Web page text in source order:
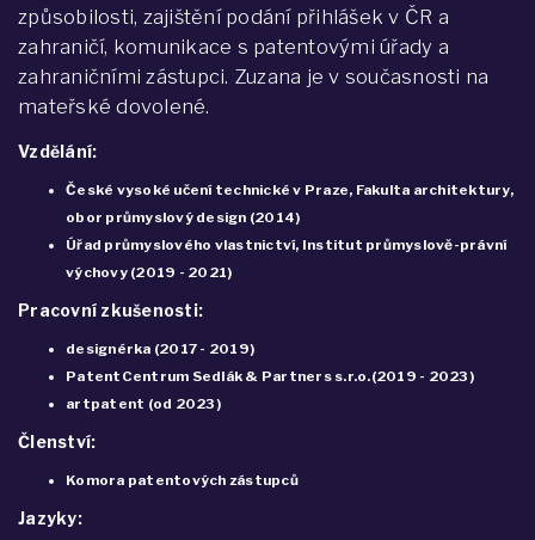
způsobilosti, zajištění podání přihlášek v ČR a
zahraničí, komunikace s patentovými úřady a
zahraničními zástupci. Zuzana je v současnosti na
mateřské dovolené.
Vzdělání:
České vysoké učení technické v Praze, Fakulta architektury,
obor průmyslový design (2014)
Úřad průmyslového vlastnictví, Institut průmyslově-právní
výchovy (2019 - 2021)
Pracovní zkušenosti:
designérka (2017 - 2019)
PatentCentrum Sedlák & Partners s.r.o.(2019 - 2023)
artpatent (od 2023)
Členství:
Komora patentových zástupců
Jazyky: